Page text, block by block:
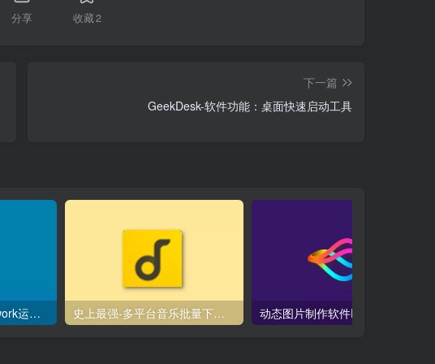
分享 收藏2
下一篇
GeekDesk-软件功能：桌面快速启动工具
Microsoft .net Framework运行库离线版合集 史上最强-多平台音乐批量下载器 『Music-Download』